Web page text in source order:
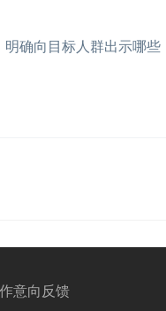
确向目标人群出示哪些
意向反馈